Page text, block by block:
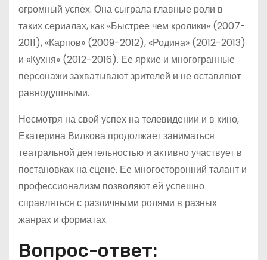
огромный успех. Она сыграла главные роли в
таких сериалах, как «Быстрее чем кролики» (2007-
2011), «Карпов» (2009-2012), «Родина» (2012-2013)
и «Кухня» (2012-2016). Ее яркие и многогранные
персонажи захватывают зрителей и не оставляют
равнодушными.
Несмотря на свой успех на телевидении и в кино,
Екатерина Вилкова продолжает заниматься
театральной деятельностью и активно участвует в
постановках на сцене. Ее многосторонний талант и
профессионализм позволяют ей успешно
справляться с различными ролями в разных
жанрах и форматах.
Вопрос-ответ: